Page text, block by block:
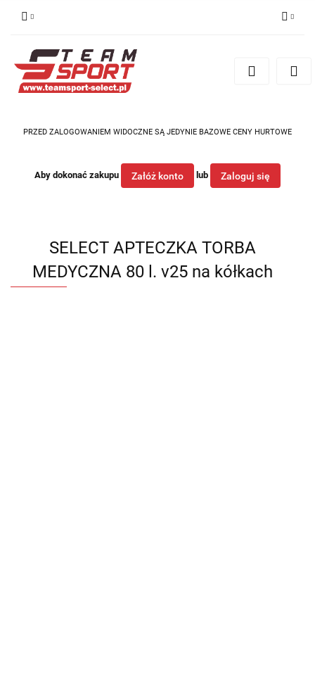
Zarejestruj się
PRZED ZALOGOWANIEM WIDOCZNE SĄ JEDYNIE BAZOWE CENY HURTOWE
Aby dokonać zakupu Załóż konto lub Zaloguj się
SELECT APTECZKA TORBA
MEDYCZNA 80 l. v25 na kółkach